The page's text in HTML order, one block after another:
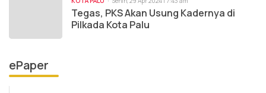
Tegas, PKS Akan Usung Kadernya di
Pilkada Kota Palu
ePaper